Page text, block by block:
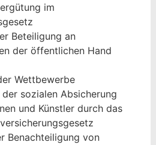
im
Beteiligung an
der öffentlichen Hand
Wettbewerbe
sozialen Absicherung
und Künstler durch das
Benachteiligung von